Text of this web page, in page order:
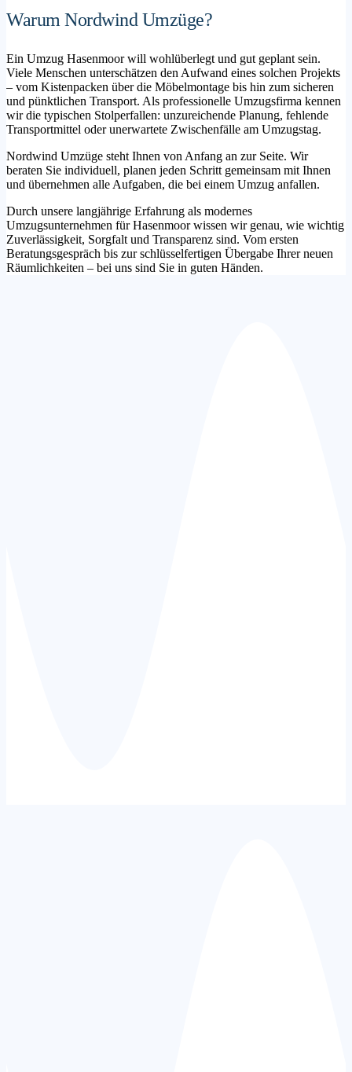
Warum Nordwind Umzüge?
Ein Umzug Hasenmoor will wohlüberlegt und gut geplant sein.
Viele Menschen unterschätzen den Aufwand eines solchen Projekts
– vom Kistenpacken über die Möbelmontage bis hin zum sicheren
und pünktlichen Transport. Als professionelle Umzugsfirma kennen
wir die typischen Stolperfallen: unzureichende Planung, fehlende
Transportmittel oder unerwartete Zwischenfälle am Umzugstag.
Nordwind Umzüge steht Ihnen von Anfang an zur Seite. Wir
beraten Sie individuell, planen jeden Schritt gemeinsam mit Ihnen
und übernehmen alle Aufgaben, die bei einem Umzug anfallen.
Durch unsere langjährige Erfahrung als modernes
Umzugsunternehmen für Hasenmoor wissen wir genau, wie wichtig
Zuverlässigkeit, Sorgfalt und Transparenz sind. Vom ersten
Beratungsgespräch bis zur schlüsselfertigen Übergabe Ihrer neuen
Räumlichkeiten – bei uns sind Sie in guten Händen.